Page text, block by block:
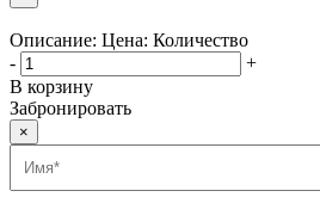
Описание: Цена: Количество
-
+
В корзину
Забронировать
×